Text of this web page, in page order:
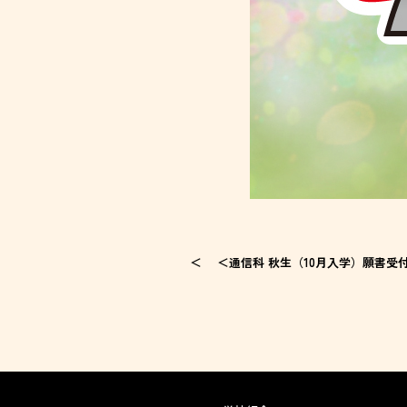
＜通信科 秋生（10月入学）願書受